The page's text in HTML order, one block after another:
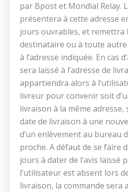
par Bpost et Mondial Relay.
présentera à cette adresse
jours ouvrables, et remettra
destinataire ou à toute
à l’adresse indiquée. En cas
sera laissé à l’adresse de
appartiendra alors à
livreur pour convenir soit
livraison à la même adresse,
date de livraison à une
d’un enlèvement au bureau
proche. A défaut de se faire
jours à dater de l’avis laissé
l’utilisateur est absent lors
livraison, la commande sera